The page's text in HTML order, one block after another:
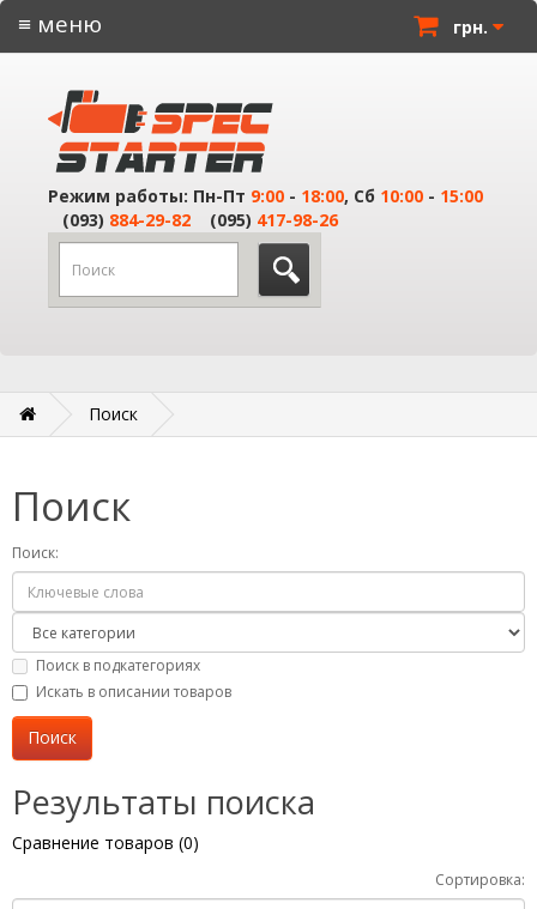
грн.
≡ меню
Режим работы: Пн-Пт 9:00 - 18:00, Сб 10:00 - 15:00
(093) 884-29-82 (095) 417-98-26
Поиск
Поиск
Поиск:
Поиск в подкатегориях
Искать в описании товаров
Результаты поиска
Сравнение товаров (0)
Сортировка: